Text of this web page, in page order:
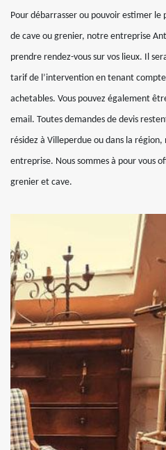
Pour débarrasser ou pouvoir estimer le
de cave ou grenier, notre entreprise
prendre rendez-vous sur vos lieux. Il
tarif de l’intervention en tenant
achetables. Vous pouvez également
email. Toutes demandes de devis
résidez à Villeperdue ou dans la
entreprise. Nous sommes à pour vous
grenier et cave.